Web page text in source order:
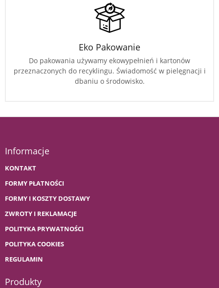
Eko Pakowanie
Do pakowania używamy ekowypełnień i kartonów
przeznaczonych do recyklingu. Świadomość w pielęgnacji i
dbaniu o środowisko.
Informacje
KONTAKT
FORMY PŁATNOŚCI
FORMY I KOSZTY DOSTAWY
ZWROTY I REKLAMACJE
POLITYKA PRYWATNOŚCI
POLITYKA COOKIES
REGULAMIN
Produkty